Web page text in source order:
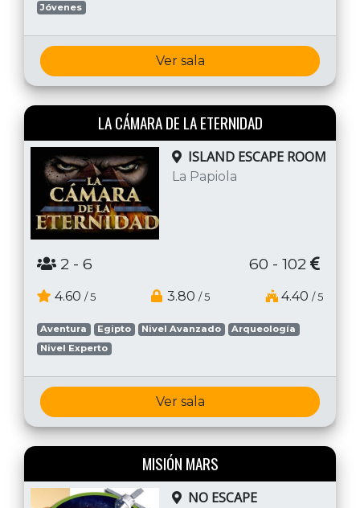
Jóvenes
Ver sala
LA CÁMARA DE LA ETERNIDAD
ISLAND ESCAPE ROOM
La Papiola
2 - 6 60 - 102
4.60 / 5 3.80 / 5 4.40 / 5
Aventura Egipto Nivel Avanzado
Arqueología
Nivel Experto
Ver sala
MISIÓN MARS
NO ESCAPE